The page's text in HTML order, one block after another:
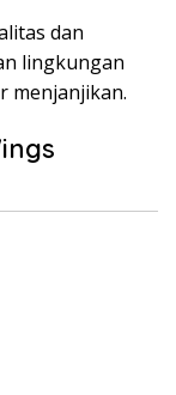
dan
lingkungan
menjanjikan.